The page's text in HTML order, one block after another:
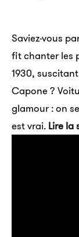
Saviez-vous
fit chanter les
1930,
Capone ?
glamour : on
est vrai. Lire la